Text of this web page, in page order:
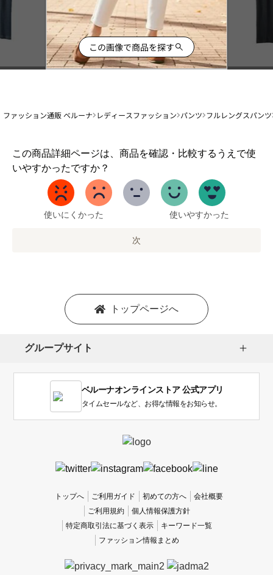
この画像で商品を探す
ファッション通販 ベルーナ レディースファッション パンツ フルレングスパンツ
この商品詳細ページは、商品を確認・比較するうえで使
いやすかったですか？
1
か
い
使いにくかった 使いやすかった
次
トップページへ
グループサイト
ベルーナオンラインストア 公式アプリ
タイムセールなど、お得な情報をお知らせ。
トップへ ご利用ガイド 初めての方へ
会社概要
ご利用規約
個人情報保護方針
特定商取引法に基づく表示
キーワード一覧
ファッション情報まとめ